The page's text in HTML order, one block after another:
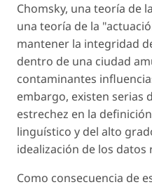
Chomsky, una teoría de
una teoría de la
mantener la integridad
dentro de una ciudad
contaminantes
embargo, existen serias
estrechez en la
linguístico y del alto
idealización de los datos
Como consecuencia de